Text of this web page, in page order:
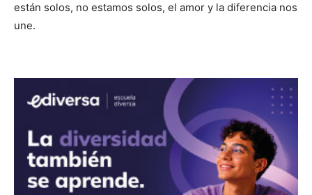
están solos, no estamos solos, el amor y la diferencia nos
une.